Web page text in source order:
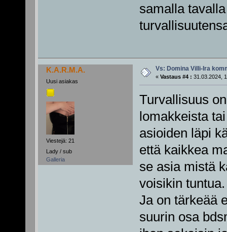
samalla
K.A.R.M.A.
Uusi asiakas
Viestejä: 21
Lady / sub
Galleria
Vs: Domina Villi-Ira
« Vastaus #4 : 31.03.2024,
Turvallisuus
lomakkeista
asioiden läpi
että kaikkea
se asia mistä
voisikin tuntua.
Ja on tärkeää
suurin osa